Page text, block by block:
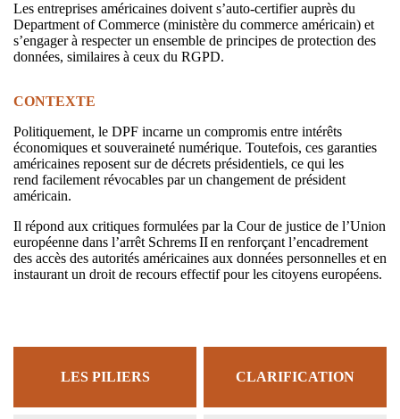
Les entreprises américaines doivent s’auto-certifier auprès du
Department of Commerce (ministère du commerce américain) et
s’engager à respecter un ensemble de principes de protection des
données, similaires à ceux du RGPD.
CONTEXTE
Politiquement, le DPF incarne un compromis entre intérêts
économiques et souveraineté numérique. Toutefois, ces garanties
américaines reposent sur de décrets présidentiels, ce qui les
rend facilement révocables par un changement de président
américain.
Il répond aux critiques formulées par la Cour de justice de l’Union
européenne dans l’arrêt Schrems II en renforçant l’encadrement
des accès des autorités américaines aux données personnelles et en
instaurant un droit de recours effectif pour les citoyens européens.
LES PILIERS CLARIFICATION